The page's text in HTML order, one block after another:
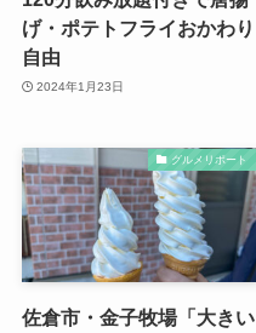
げ・ポテトフライおかわり
自由
2024年1月23日
グルメリポート
佐倉市・金子牧場「大きい